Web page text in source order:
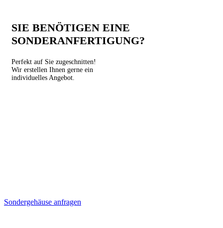
SIE BENÖTIGEN EINE
SONDERANFERTIGUNG?
Perfekt auf Sie zugeschnitten!
Wir erstellen Ihnen gerne ein
individuelles Angebot.
Sondergehäuse anfragen